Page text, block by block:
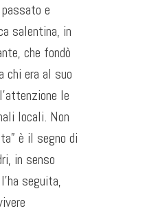
e
salentina, in
che fondò
chi era al suo
le
locali. Non
è il segno di
in senso
seguita,